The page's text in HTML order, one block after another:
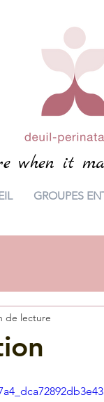
when it
GROUPES
de lecture